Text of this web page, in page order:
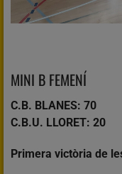
MINI B FEMENÍ
C.B. BLANES: 70
C.B.U. LLORET: 20
Primera victòria de